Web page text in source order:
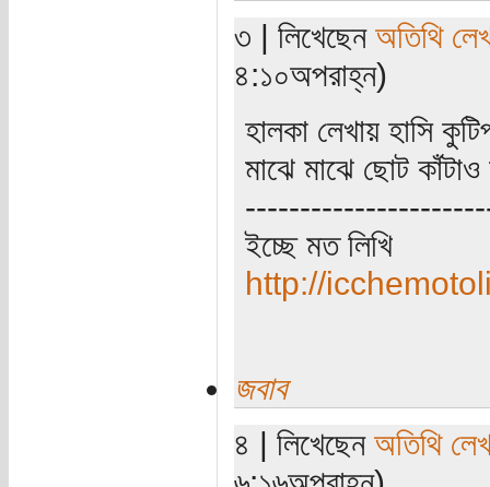
৩ | লিখেছেন অতিথি
৪:১০অপরাহ্ন)
হালকা লেখায় হাসি
মাঝে মাঝে ছোট
ইচ্ছে মত লিখি
http://
জবাব
৪ | লিখেছেন অতিথি